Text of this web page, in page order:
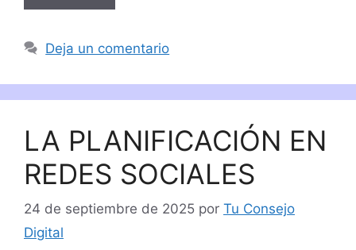
Deja un comentario
LA PLANIFICACIÓN EN
REDES SOCIALES
24 de septiembre de 2025 por Tu Consejo
Digital